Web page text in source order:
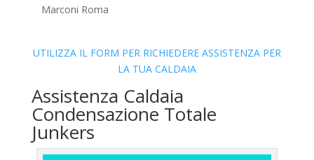
Marconi Roma
UTILIZZA IL FORM PER RICHIEDERE ASSISTENZA PER
LA TUA CALDAIA
Assistenza Caldaia
Condensazione Totale
Junkers